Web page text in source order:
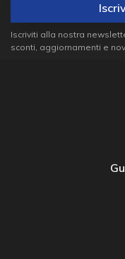
Iscriviti alla nostra
sconti, aggiornamenti e